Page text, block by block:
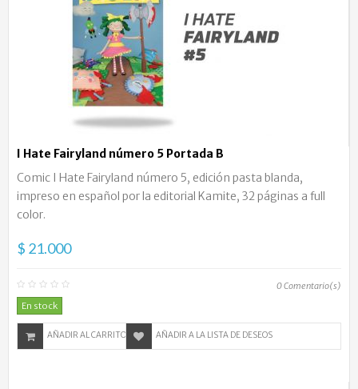
I Hate Fairyland número 5 Portada B
Comic I Hate Fairyland número 5, edición pasta blanda,
impreso en español por la editorial Kamite, 32 páginas a full
color.
$ 21.000
0Comentario(s)
En stock
AÑADIR AL CARRITO AÑADIR A LA LISTA DE DESEOS